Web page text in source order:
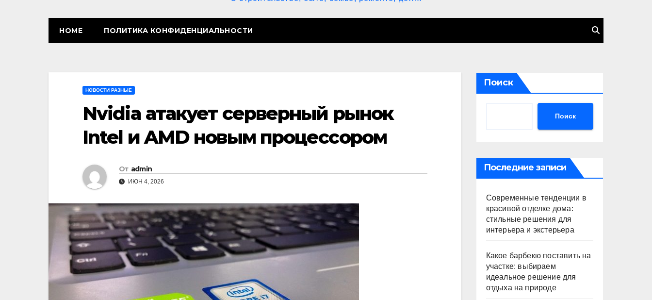
HOME ПОЛИТИКА КОНФИДЕНЦИАЛЬНОСТИ
НОВОСТИ РАЗНЫЕ
Nvidia атакует серверный рынок
Intel и AMD новым процессором
От admin
ИЮН 4, 2026
Поиск
Поиск
Последние записи
Современные тенденции в
красивой отделке дома:
стильные решения для
интерьера и экстерьера
Какое барбекю поставить на
участке: выбираем
идеальное решение для
отдыха на природе